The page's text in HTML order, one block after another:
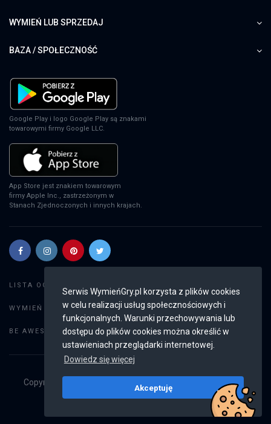
Serwis WymieńGry.pl korzysta z plików cookies
w celu realizacji usług społecznościowych i
funkcjonalnych. Warunki przechowywania lub
dostępu do plików cookies można określić w
ustawieniach przeglądarki internetowej.
Dowiedz się więcej
Akceptuję
WYMIEŃ LUB SPRZEDAJ
BAZA / SPOŁECZNOŚĆ
Google Play i logo Google Play są znakami
towarowymi firmy Google LLC.
App Store jest znakiem towarowym
firmy Apple Inc., zastrzeżonym w
Stanach Zjednoczonych i innych krajach.
LISTA OGŁOSZEŃ:
WYMIEŃ GRY: Dodaj ogłoszenie
BE AWESOME: Weryfikacja konta
Copyright © 2019 - 2026
Wszystkie prawa
v2.8.4